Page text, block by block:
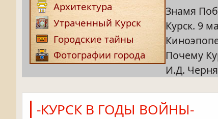
Архитектура
Утраченный Курск
Городские тайны
Фотографии города
Знамя
Курск. 9
Почему
И.Д.
-КУРСК В ГОДЫ ВОЙНЫ-